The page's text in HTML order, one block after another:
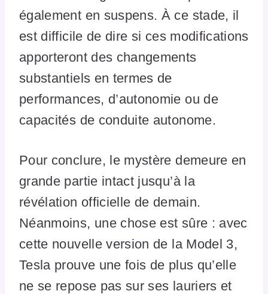
également en suspens. À ce stade, il
est difficile de dire si ces modifications
apporteront des changements
substantiels en termes de
performances, d’autonomie ou de
capacités de conduite autonome.
Pour conclure, le mystère demeure en
grande partie intact jusqu’à la
révélation officielle de demain.
Néanmoins, une chose est sûre : avec
cette nouvelle version de la Model 3,
Tesla prouve une fois de plus qu’elle
ne se repose pas sur ses lauriers et